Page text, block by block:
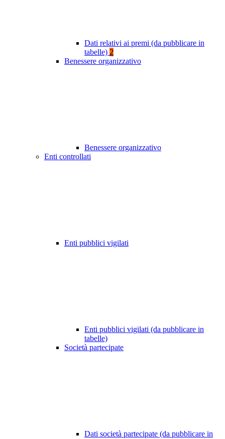
Dati relativi ai premi (da pubblicare in
tabelle) 2
Benessere organizzativo
Benessere organizzativo
Enti controllati
Enti pubblici vigilati
Enti pubblici vigilati (da pubblicare in
tabelle)
Società partecipate
Dati società partecipate (da pubblicare in